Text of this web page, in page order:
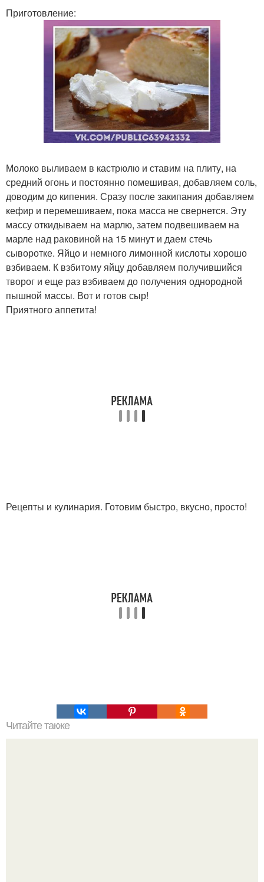
Приготовление:
Молоко выливаем в кастрюлю и ставим на плиту, на
средний огонь и постоянно помешивая, добавляем соль,
доводим до кипения. Сразу после закипания добавляем
кефир и перемешиваем, пока масса не свернется. Эту
массу откидываем на марлю, затем подвешиваем на
марле над раковиной на 15 минут и даем стечь
сыворотке. Яйцо и немного лимонной кислоты хорошо
взбиваем. К взбитому яйцу добавляем получившийся
творог и еще раз взбиваем до получения однородной
пышной массы. Вот и готов сыр!
Приятного аппетита!
Рецепты и кулинария. Готовим быстро, вкусно, просто!
Читайте также